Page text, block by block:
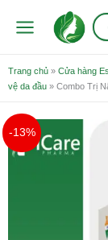
Trang chủ » Cửa hàng
vệ da đầu » Combo Trị
-13%